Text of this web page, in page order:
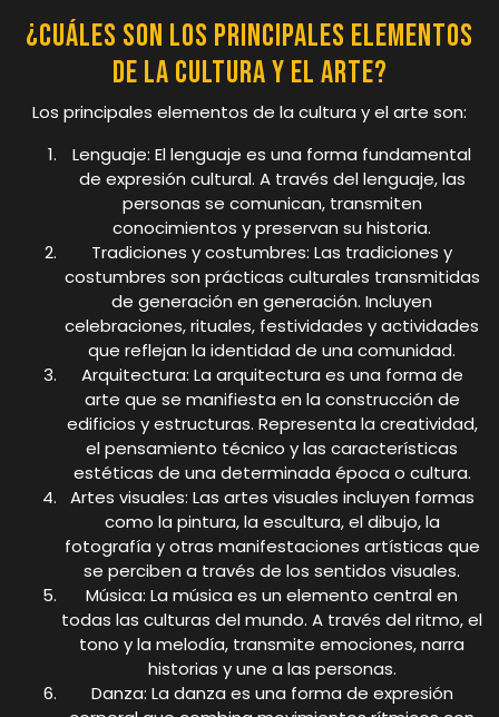
¿Cuáles son los principales elementos
de la cultura y el arte?
Los principales elementos de la cultura y el arte son:
Lenguaje: El lenguaje es una forma fundamental
de expresión cultural. A través del lenguaje, las
personas se comunican, transmiten
conocimientos y preservan su historia.
Tradiciones y costumbres: Las tradiciones y
costumbres son prácticas culturales transmitidas
de generación en generación. Incluyen
celebraciones, rituales, festividades y actividades
que reflejan la identidad de una comunidad.
Arquitectura: La arquitectura es una forma de
arte que se manifiesta en la construcción de
edificios y estructuras. Representa la creatividad,
el pensamiento técnico y las características
estéticas de una determinada época o cultura.
Artes visuales: Las artes visuales incluyen formas
como la pintura, la escultura, el dibujo, la
fotografía y otras manifestaciones artísticas que
se perciben a través de los sentidos visuales.
Música: La música es un elemento central en
todas las culturas del mundo. A través del ritmo, el
tono y la melodía, transmite emociones, narra
historias y une a las personas.
Danza: La danza es una forma de expresión